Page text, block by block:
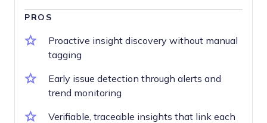
PROS
Proactive insight discovery without manual
tagging
Early issue detection through alerts and
trend monitoring
Verifiable, traceable insights that link each